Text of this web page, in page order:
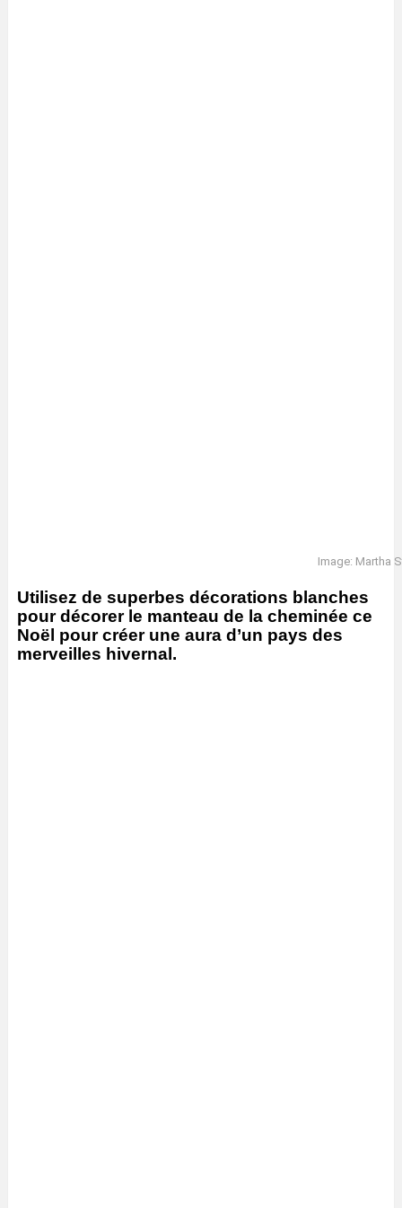
Image: Martha
Utilisez de superbes décorations blanches
pour décorer le manteau de la cheminée ce
Noël pour créer une aura d’un pays des
merveilles hivernal.